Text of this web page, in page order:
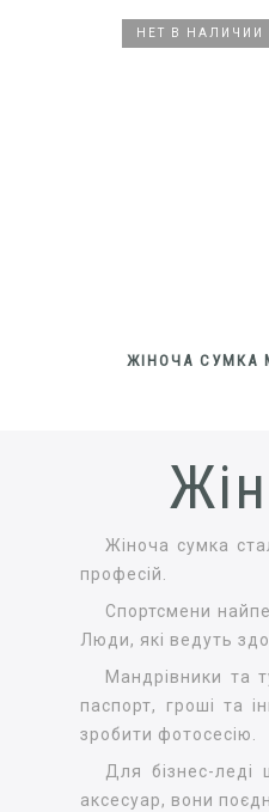
НЕТ В НАЛИЧИИ
НЕТ В НАЛИЧИИ
ЖІНОЧА СУМКА
Жіноча сумка
професій.
Спортсмени
Люди, які ведуть
Мандрівники та
паспорт, гроші та
зробити фотосесію.
Для бізнес-леді
аксесуар, вони